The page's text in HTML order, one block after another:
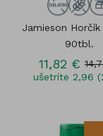
Jamieson
90tbl.
11,82 €
ušetríte 2,96